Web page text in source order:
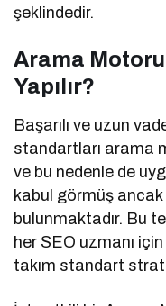
şeklindedir.
Arama
Yapılır?
Başarılı ve uzun
standartları arama
ve bu nedenle de
kabul görmüş
bulunmaktadır. Bu
her SEO uzmanı
takım standart